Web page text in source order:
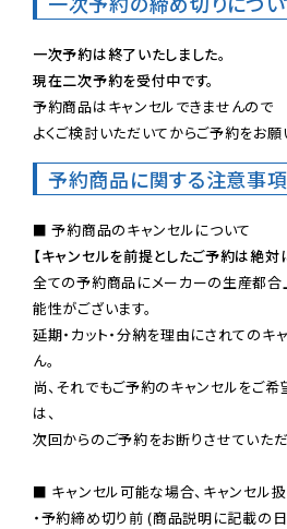
一次予約は終了いたしました。
現在二次予約を受付中です。
予約商品はキャンセルできませんので
よくご検討いただいてからご予約をお願
予約商品に関する注意事項
【キャンセルを前提としたご予約は絶対
全ての予約商品にメーカーの生産都合
能性がございます。
延期・カット・分納を理由にされての
ん。
尚、それでもご予約のキャンセルをご
は、
次回からのご予約をお断りさせていただ
■ キャンセル可能な場合、キャンセル
・予約締め切り前 (商品説明に記載の